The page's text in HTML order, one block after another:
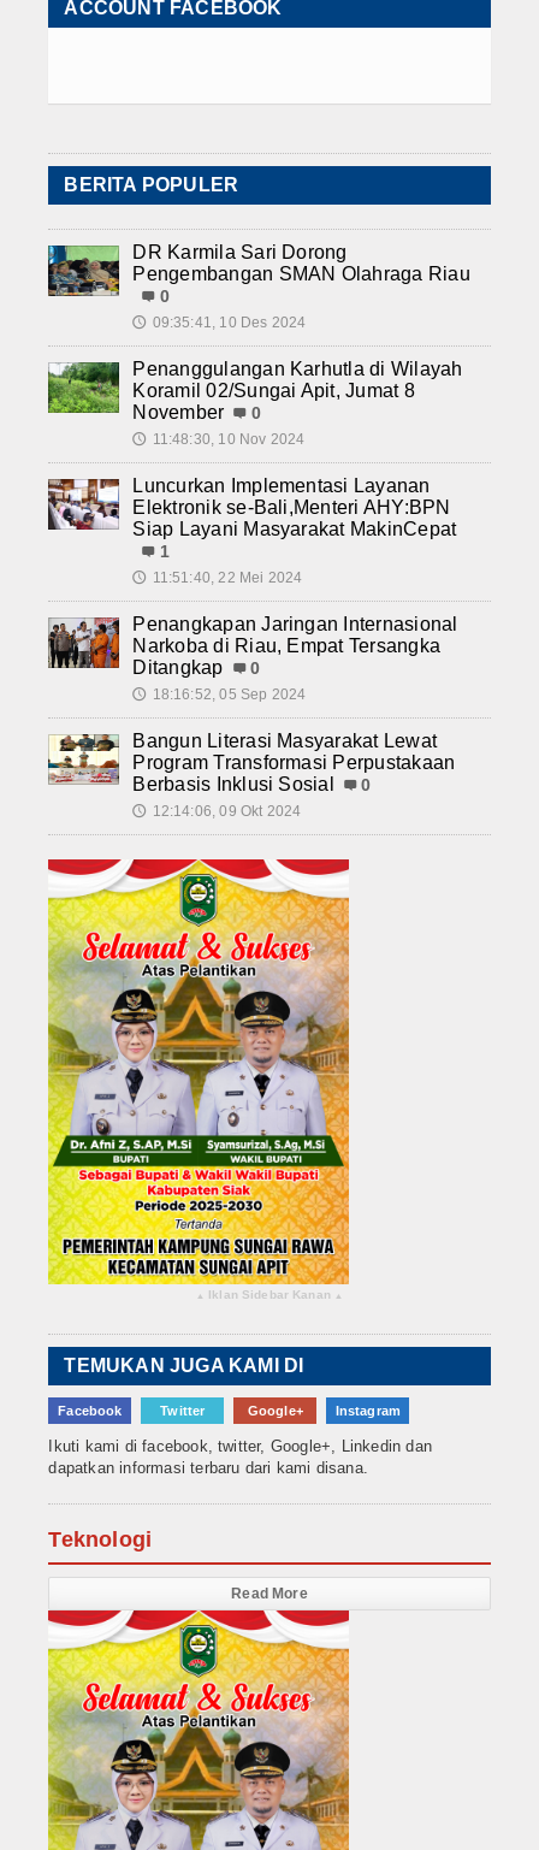
ACCOUNT FACEBOOK
BERITA POPULER
DR Karmila Sari Dorong
Pengembangan SMAN Olahraga Riau
0
🕔 09:35:41, 10 Des 2024
Penanggulangan Karhutla di Wilayah
Koramil 02/Sungai Apit, Jumat 8
November
0
🕔 11:48:30, 10 Nov 2024
Luncurkan Implementasi Layanan
Elektronik se-Bali,Menteri AHY:BPN
Siap Layani Masyarakat MakinCepat
1
🕔 11:51:40, 22 Mei 2024
Penangkapan Jaringan Internasional
Narkoba di Riau, Empat Tersangka
Ditangkap
0
🕔 18:16:52, 05 Sep 2024
Bangun Literasi Masyarakat Lewat
Program Transformasi Perpustakaan
Berbasis Inklusi Sosial
0
🕔 12:14:06, 09 Okt 2024
▴ Iklan Sidebar Kanan ▴
TEMUKAN JUGA KAMI DI
Facebook Twitter Google+ Instagram
Ikuti kami di facebook, twitter, Google+, Linkedin dan
dapatkan informasi terbaru dari kami disana.
Teknologi
Read More